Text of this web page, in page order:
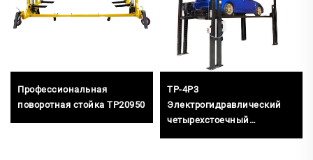
Профессиональная
поворотная стойка TP20950
TP-4P3
Электрогидравлический
четырехстоечный